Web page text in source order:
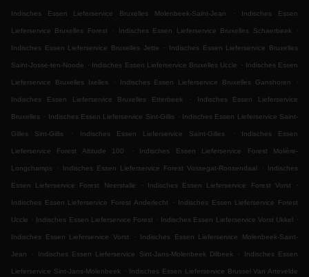
Indisches Essen Lieferservice Bruxelles Molenbeek-Saint-Jean . Indisches Essen
Lieferservice Bruxelles Forest . Indisches Essen Lieferservice Bruxelles Schaerbeek .
Indisches Essen Lieferservice Bruxelles Jette . Indisches Essen Lieferservice Bruxelles
Saint-Josse-ten-Noode . Indisches Essen Lieferservice Bruxelles Uccle . Indisches Essen
Lieferservice Bruxelles Ixelles . Indisches Essen Lieferservice Bruxelles Ganshoren .
Indisches Essen Lieferservice Bruxelles Etterbeek . Indisches Essen Lieferservice
Bruxelles . Indisches Essen Lieferservice Sint-Gillis . Indisches Essen Lieferservice Saint-
Gilles Sint-Gillis . Indisches Essen Lieferservice Saint-Gilles . Indisches Essen
Lieferservice Forest Altitude 100 . Indisches Essen Lieferservice Forest Molière-
Longchamps . Indisches Essen Lieferservice Forest Vossegat-Roosendaal . Indisches
Essen Lieferservice Forest Neerstalle . Indisches Essen Lieferservice Forest Vorst .
Indisches Essen Lieferservice Forest Anderlecht . Indisches Essen Lieferservice Forest
Uccle . Indisches Essen Lieferservice Forest . Indisches Essen Lieferservice Vorst Ukkel .
Indisches Essen Lieferservice Vorst . Indisches Essen Lieferservice Molenbeek-Saint-
Jean . Indisches Essen Lieferservice Sint-Jans-Molenbeek Dilbeek . Indisches Essen
Lieferservice Sint-Jans-Molenbeek . Indisches Essen Lieferservice Brussel Van Artevelde